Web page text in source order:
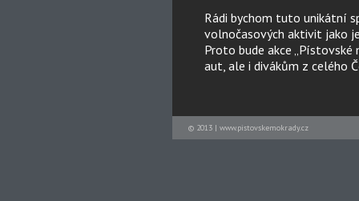
Rádi bychom tuto unikátní
volnočasových aktivit jako
Proto bude akce
aut, ale i divákům z celého
© 2013 | www.pistovskemokrady.cz